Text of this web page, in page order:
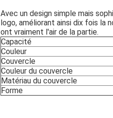
Avec un design simple mais
logo, améliorant ainsi dix fois la
ont vraiment l'air de la partie.
Capacité
Couleur
Couvercle
Couleur du couvercle
Matériau du couvercle
Forme